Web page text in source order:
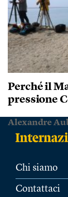
Perché il
pressione
Alexandre
Chi siamo
Contattaci